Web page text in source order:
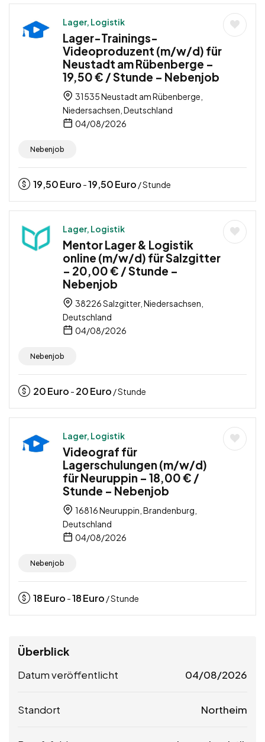
Lager, Logistik
Lager-Trainings-
Videoproduzent (m/w/d) für
Neustadt am Rübenberge –
19,50 € / Stunde – Nebenjob
31535 Neustadt am Rübenberge,
Niedersachsen, Deutschland
04/08/2026
Nebenjob
19,50Euro -19,50Euro / Stunde
Lager, Logistik
Mentor Lager & Logistik
online (m/w/d) für Salzgitter
– 20,00 € / Stunde –
Nebenjob
38226 Salzgitter, Niedersachsen,
Deutschland
04/08/2026
Nebenjob
20Euro - 20Euro / Stunde
Lager, Logistik
Videograf für
Lagerschulungen (m/w/d)
für Neuruppin – 18,00 € /
Stunde – Nebenjob
16816 Neuruppin, Brandenburg,
Deutschland
04/08/2026
Nebenjob
18Euro -18Euro / Stunde
Überblick
Datum veröffentlicht 04/08/2026
Standort Northeim